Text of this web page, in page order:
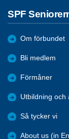
SPF
Om förbundet
Bli medlem
Förmåner
Utbildning och
Så tycker vi
About us (in